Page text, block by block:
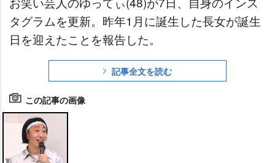
タグラムを更新。昨年1月に誕生した長女が誕生
日を迎えたことを報告した。
記事全文を読む
この記事の画像